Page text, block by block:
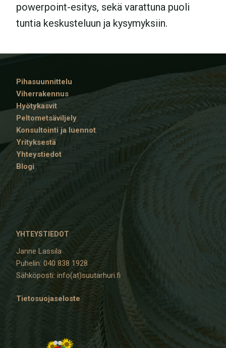
powerpoint-esitys, sekä varattuna puoli
tuntia keskusteluun ja kysymyksiin.
Pihasuunnittelu
Viherrakennus
Hyötykasvit
Peltometsäviljely
Konsultointi ja luennot
Yrityksestä
Yhteystiedot
Blogi
YHTEYSTIEDOT
Janne Lassila
Puhelin: 040 838 1928
Sähköposti: info(at)suutarhuri.fi
Tietosuojaseloste